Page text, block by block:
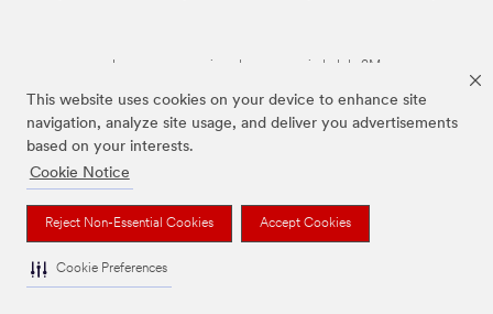
This website uses cookies on your device to enhance site
navigation, analyze site usage, and deliver you advertisements
based on your interests.
Cookie Notice
Reject Non-Essential Cookies Accept Cookies
Cookie Preferences
Las marcas mencionadas son propiedad de 3M